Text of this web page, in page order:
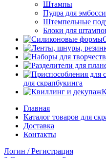
Штампы
Пудра для
Штемпельные
Блоки для
для скрапбукинга
Главная
Каталог товаров для
Доставка
Контакты
Логин / Регистрация